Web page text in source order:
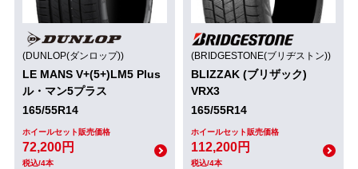
(DUNLOP(ダンロップ))
LE MANS V+(5+)LM5 Plus
ル・マン5プラス
165/55R14
ホイールセット販売価格
72,200円
税込/4本
(BRIDGESTONE(ブリヂストン))
BLIZZAK (ブリザック)
VRX3
165/55R14
ホイールセット販売価格
112,200円
税込/4本